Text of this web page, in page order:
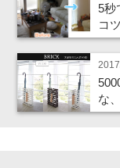
5秒
コツ
な